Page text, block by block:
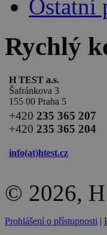
Ostatní
Rychlý
H TEST a.s.
Šafránkova 3
155 00 Praha 5
+420 235 365 207
+420 235 365 204
info(at)htest.cz
© 2026, H
Prohlášení o přístupnosti |